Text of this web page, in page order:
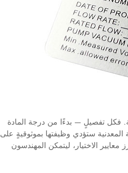
تفصيلٍ — بدءًا من درجة المادة
ستؤدي وظيفتها بموثوقيةٍ على
الاختيار، ليتمكن المهندسون